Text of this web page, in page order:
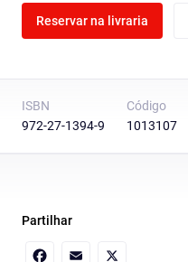
Reservar na livraria
ISBN
972-27-1394-9
Código
1013107
Partilhar